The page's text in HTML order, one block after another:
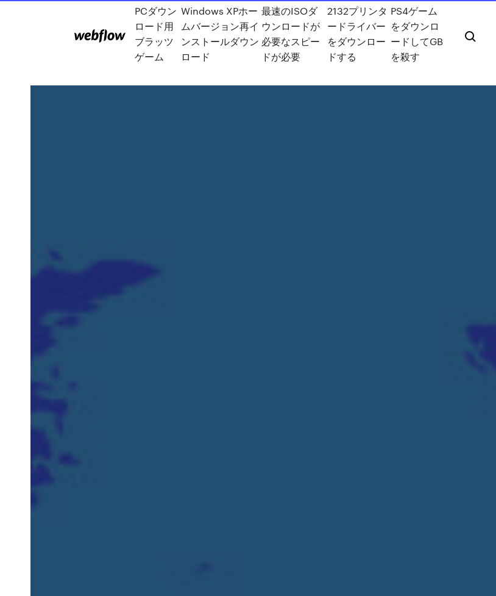
PCダウン
ロード用
ブラッツ
ゲーム
Windows XPホー
ムバージョン再イ
ンストールダウン
ロード
最速のISOダ
ウンロードが
必要なスピー
ドが必要
2132プリンタ
ードライバー
をダウンロー
ドする
PS4ゲーム
をダウンロ
ードしてGB
を殺す